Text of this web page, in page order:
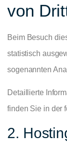
von
Beim Besuch
statistisch
sogenannten
Detaillierte
finden Sie in der
2.